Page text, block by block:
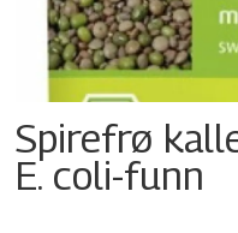
Spirefrø
E. coli-funn